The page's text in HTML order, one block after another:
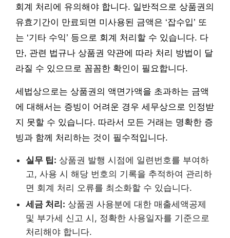
회계 처리에 유의해야 합니다. 일반적으로 상품권의
유효기간이 만료되면 미사용된 금액은 ‘잡수입’ 또
는 ‘기타 수익’ 등으로 회계 처리할 수 있습니다. 다
만, 관련 법규나 상품권 약관에 따라 처리 방법이 달
라질 수 있으므로 꼼꼼한 확인이 필요합니다.
세법상으로는 상품권의 액면가액을 초과하는 금액
에 대해서는 증빙이 어려운 경우 세무상으로 인정받
지 못할 수 있습니다. 따라서 모든 거래는 명확한 증
빙과 함께 처리하는 것이 필수적입니다.
실무 팁: 상품권 발행 시점에 일련번호를 부여하
고, 사용 시 해당 번호의 기록을 추적하여 관리하
면 회계 처리 오류를 최소화할 수 있습니다.
세금 처리: 상품권 사용분에 대한 매출세액공제
및 부가세 신고 시, 정확한 사용일자를 기준으로
처리해야 합니다.